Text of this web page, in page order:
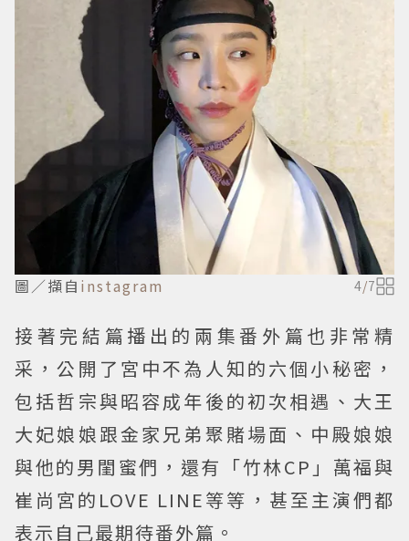
圖／擷自 instagram 4/7
接著完結篇播出的兩集番外篇也非常精
采，公開了宮中不為人知的六個小秘密，
包括哲宗與昭容成年後的初次相遇、大王
大妃娘娘跟金家兄弟聚賭場面、中殿娘娘
與他的男閨蜜們，還有「竹林CP」萬福與
崔尚宮的LOVE LINE等等，甚至主演們都
表示自己最期待番外篇。